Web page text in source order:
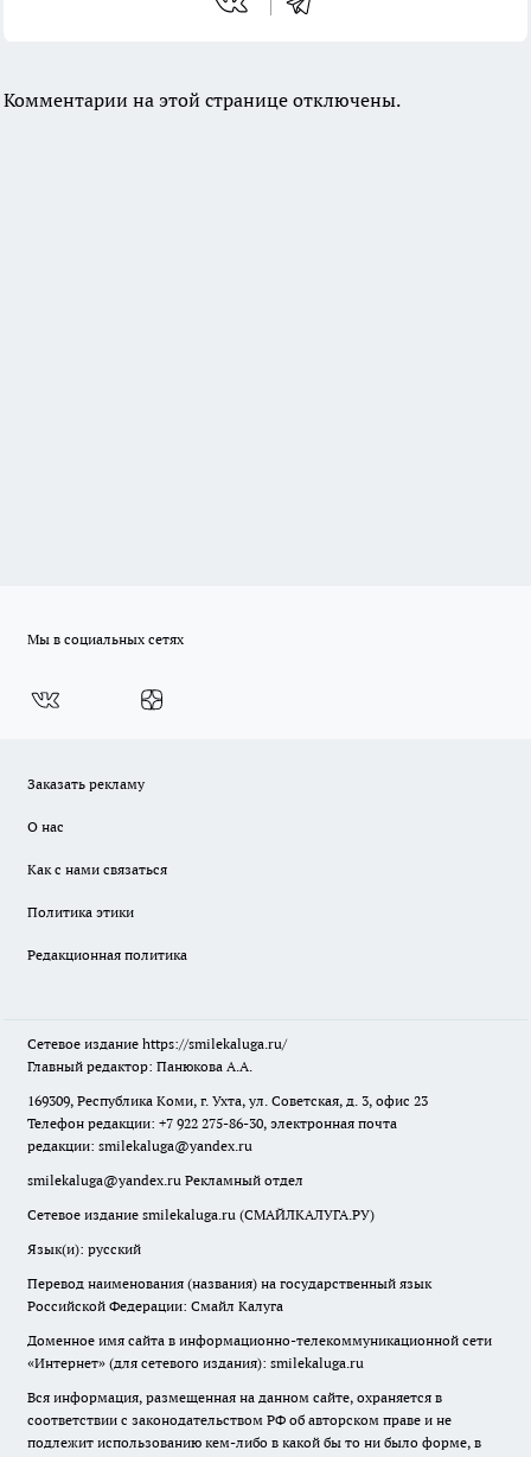
Комментарии на этой странице отключены.
Мы в социальных сетях
Заказать рекламу
О нас
Как с нами связаться
Политика этики
Редакционная политика
Сетевое издание https://smilekaluga.ru/
Главный редактор: Панюкова А.А.
169309, Республика Коми, г. Ухта, ул. Советская, д. 3, офис 23
Телефон редакции: +7 922 275-86-30, электронная почта
редакции: smilekaluga@yandex.ru
smilekaluga@yandex.ru Рекламный отдел
Сетевое издание smilekaluga.ru (СМАЙЛКАЛУГА.РУ)
Язык(и): русский
Перевод наименования (названия) на государственный язык
Российской Федерации: Смайл Калуга
Доменное имя сайта в информационно-телекоммуникационной сети
«Интернет» (для сетевого издания): smilekaluga.ru
Вся информация, размещенная на данном сайте, охраняется в
соответствии с законодательством РФ об авторском праве и не
подлежит использованию кем-либо в какой бы то ни было форме, в